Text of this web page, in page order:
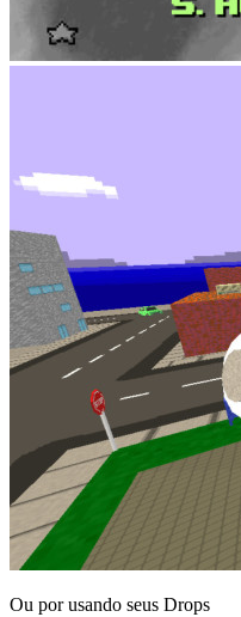
Ou porusando seus Drops